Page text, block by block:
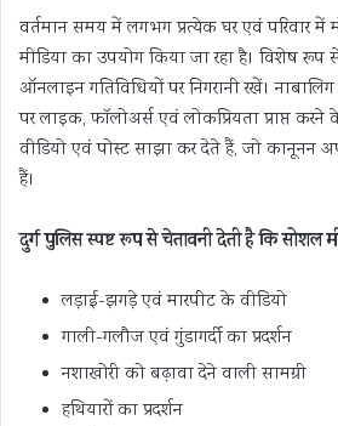
वर्तमान समय में लगभग प्रत्येक घर एवं परिवार
मीडिया का उपयोग किया जा रहा है। विशेष
ऑनलाइन गतिविधियों पर निगरानी रखें।
पर लाइक, फॉलोअर्स एवं लोकप्रियता प्राप्त
वीडियो एवं पोस्ट साझा कर देते हैं, जो कानूनन
हैं।
दुर्ग पुलिस स्पष्ट रूप से चेतावनी देती है कि सोशल
लड़ाई-झगड़े एवं मारपीट के वीडियो
गाली-गलौज एवं गुंडागर्दी का प्रदर्शन
नशाखोरी को बढ़ावा देने वाली सामग्री
हथियारों का प्रदर्शन